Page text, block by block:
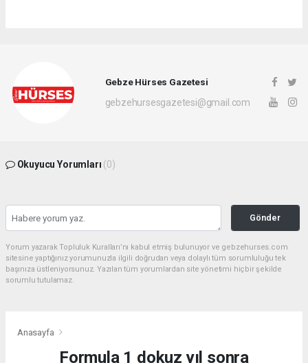
Gebze Hürses Gazetesi
gebzehursesgazetesi@gmail.com
Okuyucu Yorumları (0)
Gönder
Yorum yazarak Topluluk Kuralları’nı kabul etmiş bulunuyor ve gebzehurses.com
sitesine yaptığınız yorumunuzla ilgili doğrudan veya dolaylı tüm sorumluluğu tek
başınıza üstleniyorsunuz. Yazılan tüm yorumlardan site yönetimi hiçbir şekilde
sorumlu tutulamaz.
Anasayfa
Formula 1 dokuz yıl sonra